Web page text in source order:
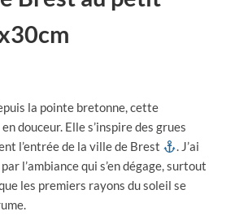
la pointe bretonne, cette
douceur. Elle s’inspire des grues
l’entrée de la ville de Brest
. J’ai
l’ambiance qui s’en dégage, surtout
les premiers rayons du soleil se